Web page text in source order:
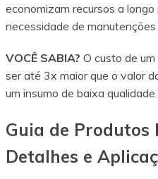
economizam recursos a
necessidade de
VOCÊ SABIA? O custo de
ser até 3x maior que o valor
um insumo de baixa qualidade
Guia de Produtos
Detalhes e